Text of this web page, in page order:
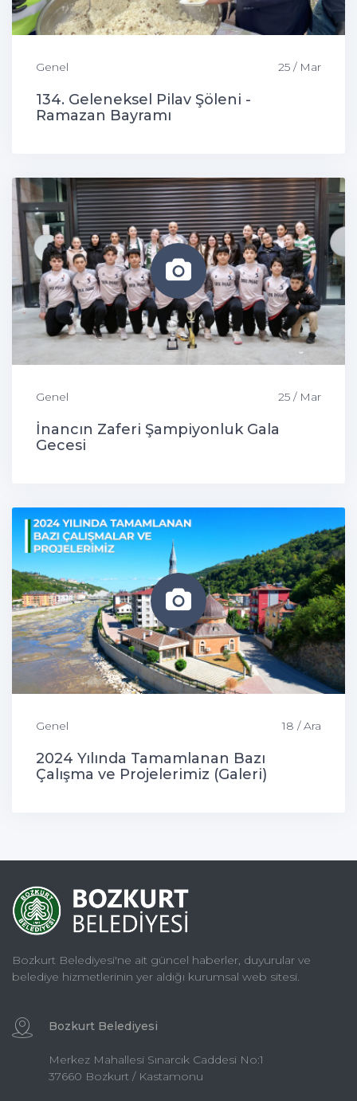
Genel 25 / Mar
134. Geleneksel Pilav Şöleni -
Ramazan Bayramı
Genel 25 / Mar
İnancın Zaferi Şampiyonluk Gala
Gecesi
Genel 18 / Ara
2024 Yılında Tamamlanan Bazı
Çalışma ve Projelerimiz (Galeri)
Bozkurt Belediyesi'ne ait güncel haberler, duyurular ve
belediye hizmetlerinin yer aldığı kurumsal web sitesi.
Bozkurt Belediyesi
Merkez Mahallesi Sınarcık Caddesi No:1
37660 Bozkurt / Kastamonu